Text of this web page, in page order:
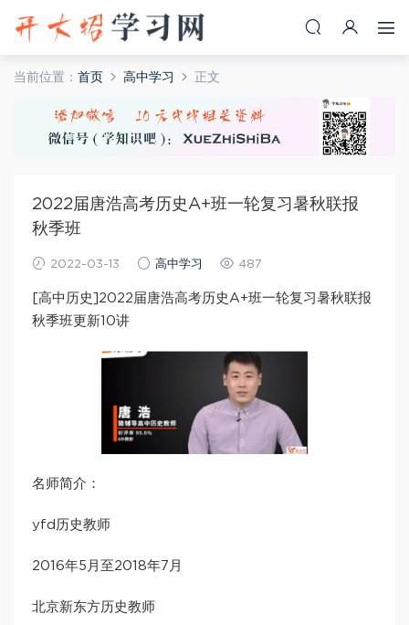
当前位置： 首页 高中学习 正文
2022届唐浩高考历史A+班一轮复习暑秋联报
秋季班
2022-03-13 高中学习 487
[高中历史]2022届唐浩高考历史A+班一轮复习暑秋联报
秋季班更新10讲
名师简介：
yfd历史教师
2016年5月至2018年7月
北京新东方历史教师